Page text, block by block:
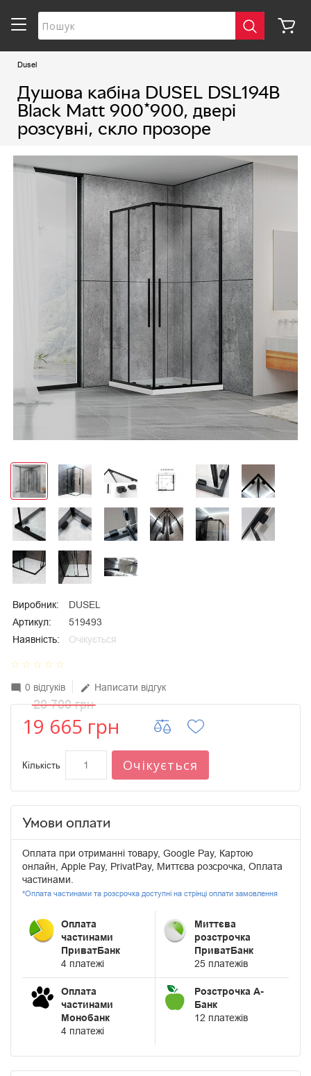
Dusel
Душова кабіна DUSEL DSL194B
Black Matt 900*900, двері
розсувні, скло прозоре
Виробник:
DUSEL
Артикул:
519493
Наявність:
Очікується
star_border star_border star_border star_border star_border
mode_comment 0 відгуків edit Написати відгук
20 700 грн
19 665 грн
Кількість Очікується
Умови оплати
Оплата при отриманні товару, Google Pay, Картою
онлайн, Apple Pay, PrivatPay, Миттєва розсрочка, Оплата
частинами.
*Оплата частинами та розсрочка доступні на стрінці оплати замовлення
Оплата
частинами
ПриватБанк
4 платежі
Миттєва
розстрочка
ПриватБанк
25 платежів
Оплата
частинами
Монобанк
4 платежі
Розстрочка А-
Банк
12 платежів